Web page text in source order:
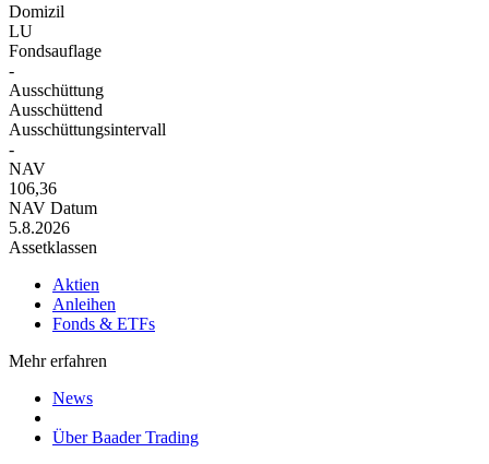
Domizil
LU
Fondsauflage
-
Ausschüttung
Ausschüttend
Ausschüttungsintervall
-
NAV
106,36
NAV Datum
5.8.2026
Assetklassen
Aktien
Anleihen
Fonds & ETFs
Mehr erfahren
News
Über Baader Trading